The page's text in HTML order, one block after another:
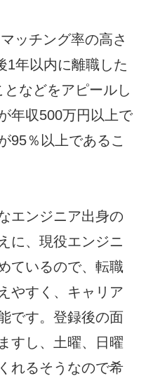
ッチング率の高さ
1年以内に離職した
などをアピールし
年収500万円以上で
95％以上であるこ
エンジニア出身の
に、現役エンジニ
ているので、転職
やすく、キャリア
です。登録後の面
すし、土曜、日曜
れるそうなので希